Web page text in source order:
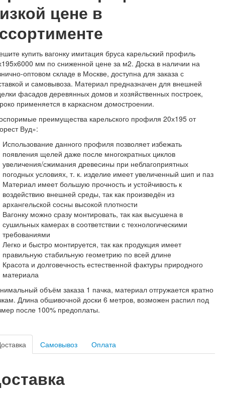
цене в
купить вагонку имитация бруса карельский профиль
мм по сниженной цене за м2. Доска в наличии на
оптовом складе в Москве, доступна для заказа с
и самовывоза. Материал предназначен для внешней
фасадов деревянных домов и хозяйственных построек,
применяется в каркасном домостроении.
преимущества карельского профиля 20х195 от
Вуд»:
Использование данного профиля позволяет избежать
появления щелей даже после многократных циклов
увеличения/сжимания древесины при неблагоприятных
погодных условиях, т. к. изделие имеет увеличенный шип и паз
Материал имеет большую прочность и устойчивость к
воздействию внешней среды, так как произведён из
архангельской сосны высокой плотности
Вагонку можно сразу монтировать, так как высушена в
сушильных камерах в соответствии с технологическими
требованиями
Легко и быстро монтируется, так как продукция имеет
правильную стабильную геометрию по всей длине
Красота и долговечность естественной фактуры природного
материала
объём заказа 1 пачка, материал отгружается кратно
Длина обшивочной доски 6 метров, возможен распил под
после 100% предоплаты.
Самовывоз Оплата